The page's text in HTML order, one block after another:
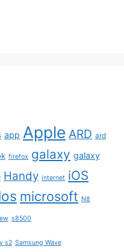
app Apple ARD ard
firefox galaxy galaxy
Handy internet iOS
microsoft N8
s8500
s2 Samsung Wave